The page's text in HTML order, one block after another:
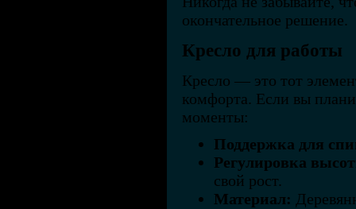
окончательное решение.
Кресло для работы
Кресло — это тот
комфорта. Если вы
моменты:
Поддержка для
Регулировка
свой рост.
Материал: